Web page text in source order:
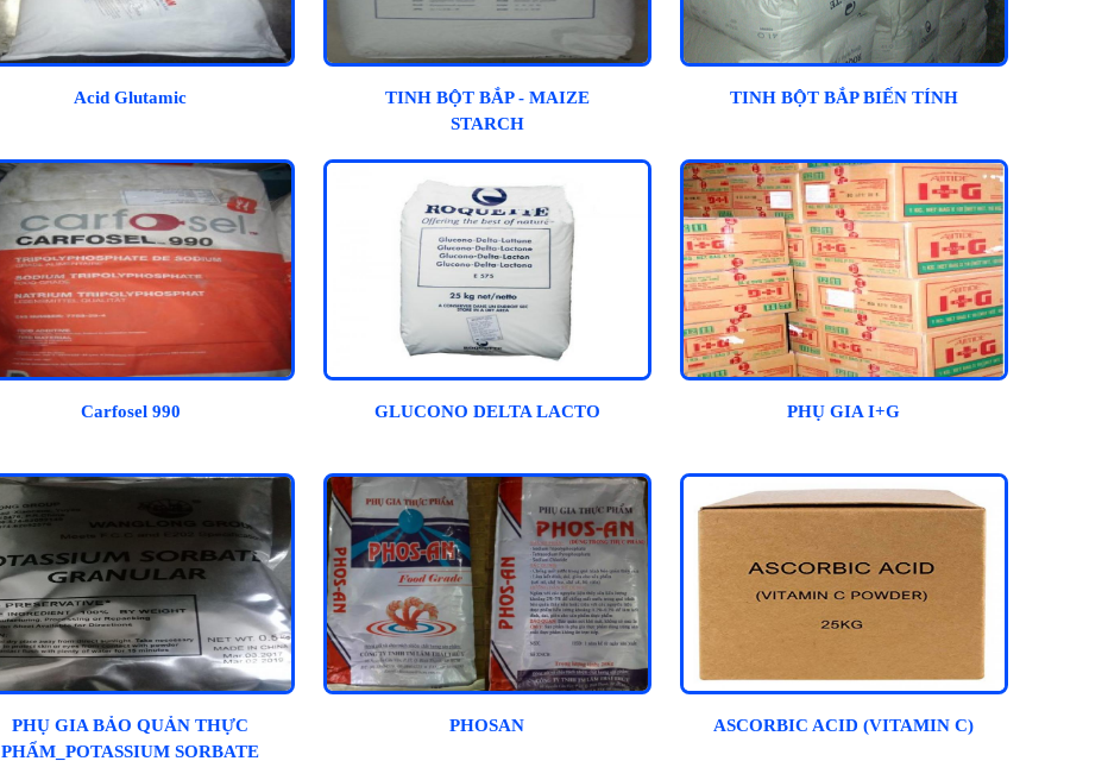
Acid Glutamic
TINH BỘT BẮP - MAIZE
STARCH
TINH BỘT BẮP BIẾN TÍNH
Carfosel 990 GLUCONO DELTA LACTO PHỤ GIA I+G
PHỤ GIA BẢO QUẢN THỰC
PHẨM_POTASSIUM SORBATE
PHOSAN ASCORBIC ACID (VITAMIN C)